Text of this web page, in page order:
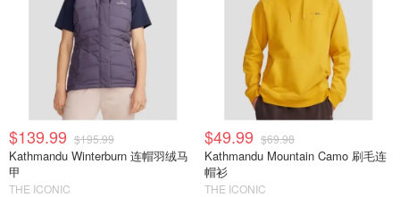
$139.99 $195.99
Kathmandu Winterburn 连帽羽绒马
甲
THE ICONIC
$49.99 $69.98
Kathmandu Mountain Camo 刷毛连
帽衫
THE ICONIC